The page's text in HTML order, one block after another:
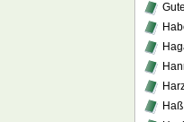
Haß